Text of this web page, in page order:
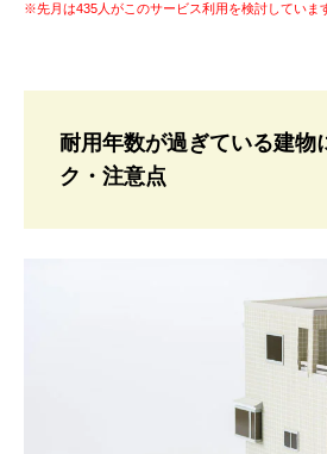
※先月は435人がこのサービス利用を検討していま
耐用年数が過ぎている建物
ク・注意点